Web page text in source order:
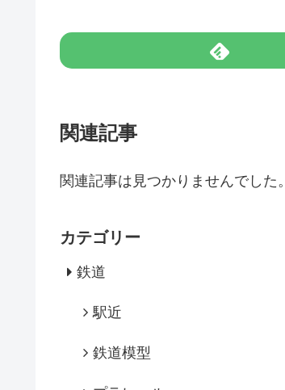
関連記事
関連記事は見つかりませんでした。
カテゴリー
鉄道
駅近
鉄道模型